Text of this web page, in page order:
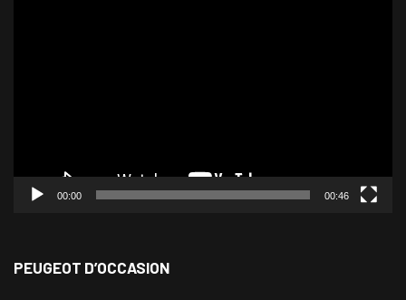
00:00 00:46
PEUGEOT D’OCCASION